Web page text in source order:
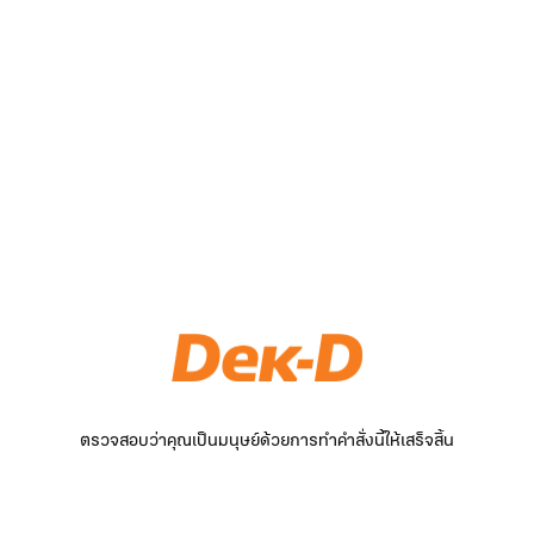
ตรวจสอบว่าคุณเป็นมนุษย์ด้วยการทำคำสั่งนี้ให้เสร็จสิ้น